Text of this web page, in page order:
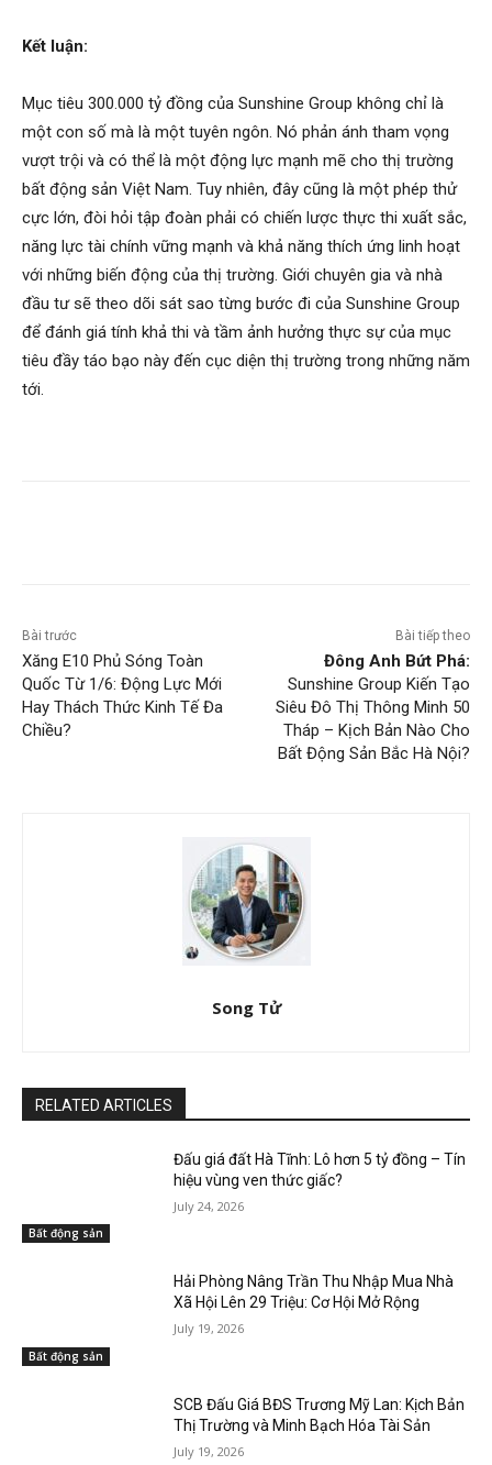
Kết luận:
Mục tiêu 300.000 tỷ đồng của Sunshine Group không chỉ là
một con số mà là một tuyên ngôn. Nó phản ánh tham vọng
vượt trội và có thể là một động lực mạnh mẽ cho thị trường
bất động sản Việt Nam. Tuy nhiên, đây cũng là một phép thử
cực lớn, đòi hỏi tập đoàn phải có chiến lược thực thi xuất sắc,
năng lực tài chính vững mạnh và khả năng thích ứng linh hoạt
với những biến động của thị trường. Giới chuyên gia và nhà
đầu tư sẽ theo dõi sát sao từng bước đi của Sunshine Group
để đánh giá tính khả thi và tầm ảnh hưởng thực sự của mục
tiêu đầy táo bạo này đến cục diện thị trường trong những năm
tới.
Bài trước
Xăng E10 Phủ Sóng Toàn
Quốc Từ 1/6: Động Lực Mới
Hay Thách Thức Kinh Tế Đa
Chiều?
Bài tiếp theo
Đông Anh Bứt Phá:
Sunshine Group Kiến Tạo
Siêu Đô Thị Thông Minh 50
Tháp – Kịch Bản Nào Cho
Bất Động Sản Bắc Hà Nội?
Song Tử
RELATED ARTICLES
Bất động sản
Đấu giá đất Hà Tĩnh: Lô hơn 5 tỷ đồng – Tín
hiệu vùng ven thức giấc?
July 24, 2026
Bất động sản
Hải Phòng Nâng Trần Thu Nhập Mua Nhà
Xã Hội Lên 29 Triệu: Cơ Hội Mở Rộng
July 19, 2026
SCB Đấu Giá BĐS Trương Mỹ Lan: Kịch Bản
Thị Trường và Minh Bạch Hóa Tài Sản
July 19, 2026